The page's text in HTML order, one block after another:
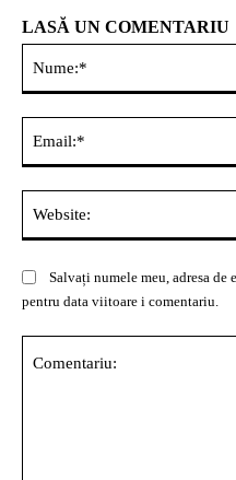
LASĂ UN COMENTARIU
Salvați numele meu, adresa de
pentru data viitoare i comentariu.